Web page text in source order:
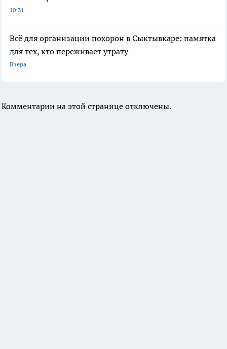
10:31
Всё для организации похорон в Сыктывкаре: памятка
для тех, кто переживает утрату
Вчера
Комментарии на этой странице отключены.